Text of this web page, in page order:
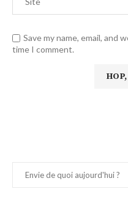
Save my name, email, and
time I comment.